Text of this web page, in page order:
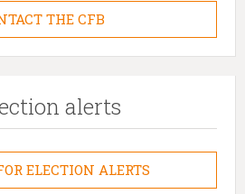
THE CFB
alerts
ELECTION ALERTS